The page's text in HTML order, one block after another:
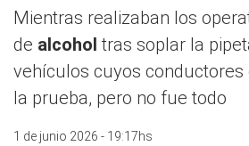
Mientras realizaban los
de alcohol tras soplar la
vehículos cuyos conductores
la prueba, pero no fue todo
1 de junio 2026 - 19:17hs